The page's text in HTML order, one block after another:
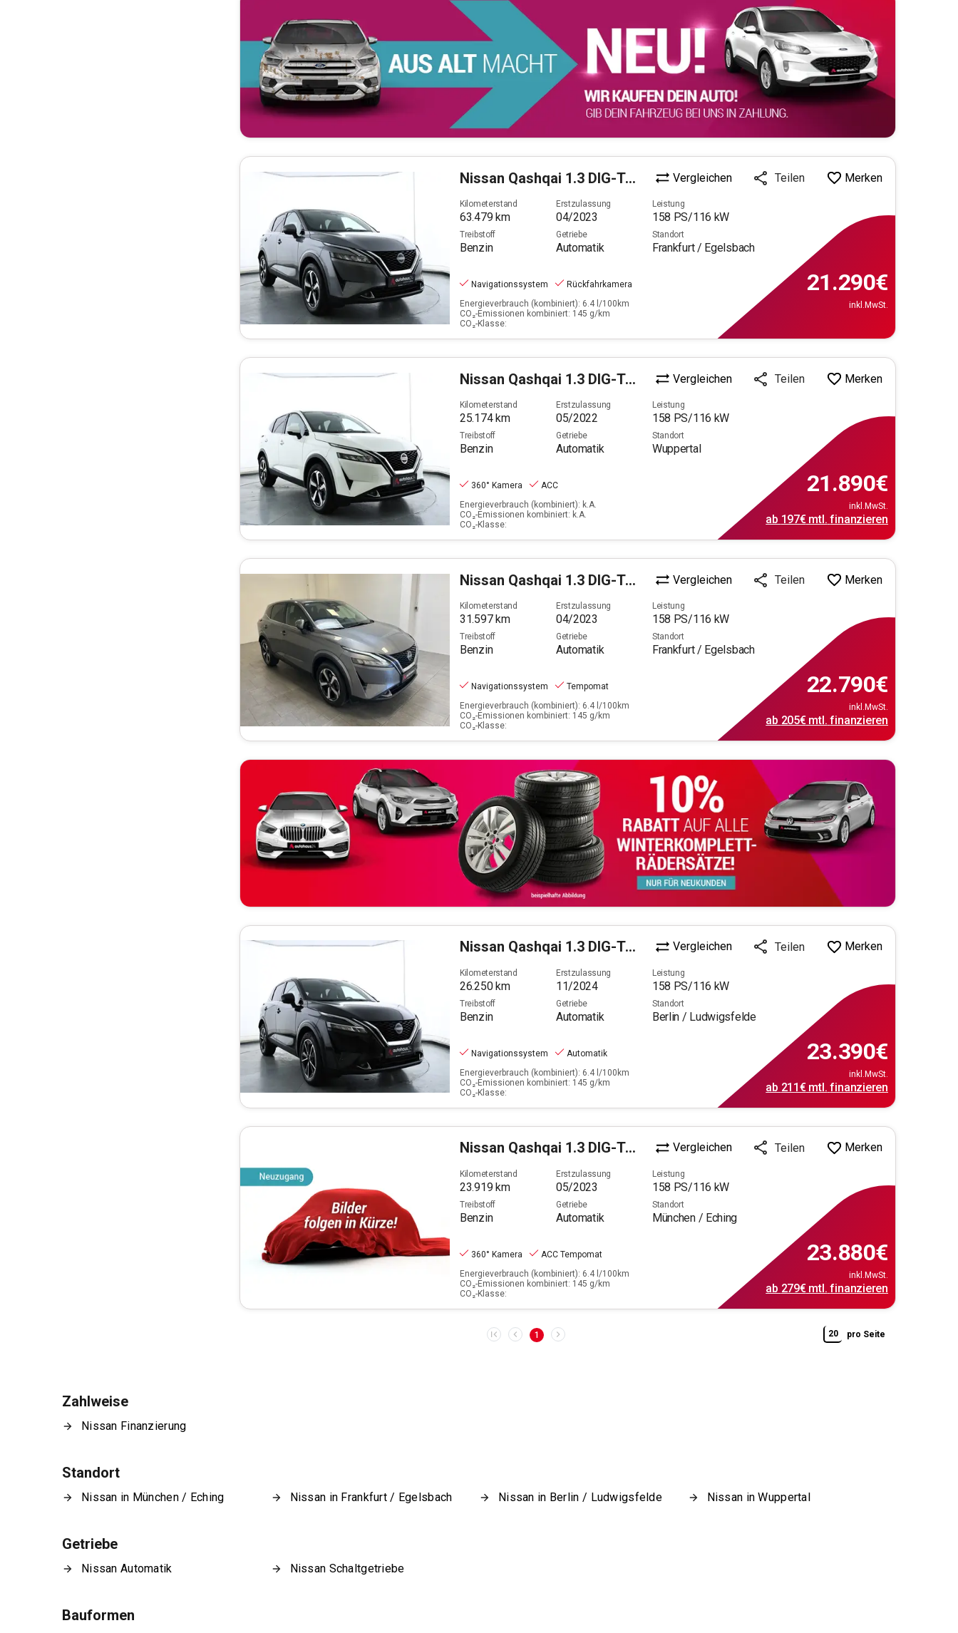
Nissan Qashqai 1.3 DIG-T N-Connecta (EURO 6d) Vergleichen Teilen Merken
Kilometerstand
63.479km
Erstzulassung
04/2023
Leistung
158 PS/116 kW
Treibstoff
Benzin
Getriebe
Automatik
Standort
Frankfurt / Egelsbach
Navigationssystem
Rückfahrkamera
Energieverbrauch (kombiniert): 6.4 l/100km
CO₂-Emissionen kombiniert: 145 g/km
CO₂-Klasse:
21.290€
inkl.MwSt.
Nissan Qashqai 1.3 DIG-T N-Connecta (EURO 6d) Vergleichen Teilen Merken
Kilometerstand
25.174km
Erstzulassung
05/2022
Leistung
158 PS/116 kW
Treibstoff
Benzin
Getriebe
Automatik
Standort
Wuppertal
360° Kamera
ACC
Energieverbrauch (kombiniert): k.A.
CO₂-Emissionen kombiniert: k.A.
CO₂-Klasse:
21.890€
inkl.MwSt.
ab 197€mtl. finanzieren
Nissan Qashqai 1.3 DIG-T N-Connecta (EURO 6d) Vergleichen Teilen Merken
Kilometerstand
31.597km
Erstzulassung
04/2023
Leistung
158 PS/116 kW
Treibstoff
Benzin
Getriebe
Automatik
Standort
Frankfurt / Egelsbach
Navigationssystem
Tempomat
Energieverbrauch (kombiniert): 6.4 l/100km
CO₂-Emissionen kombiniert: 145 g/km
CO₂-Klasse:
22.790€
inkl.MwSt.
ab 205€mtl. finanzieren
Nissan Qashqai 1.3 DIG-T Tekna (EURO 6d) Vergleichen Teilen Merken
Kilometerstand
26.250km
Erstzulassung
11/2024
Leistung
158 PS/116 kW
Treibstoff
Benzin
Getriebe
Automatik
Standort
Berlin / Ludwigsfelde
Navigationssystem
Automatik
Energieverbrauch (kombiniert): 6.4 l/100km
CO₂-Emissionen kombiniert: 145 g/km
CO₂-Klasse:
23.390€
inkl.MwSt.
ab 211€mtl. finanzieren
Nissan Qashqai 1.3 DIG-T N-Connecta Vergleichen Teilen Merken
Kilometerstand
23.919km
Erstzulassung
05/2023
Leistung
158 PS/116 kW
Treibstoff
Benzin
Getriebe
Automatik
Standort
München / Eching
360° Kamera
ACC Tempomat
Energieverbrauch (kombiniert): 6.4 l/100km
CO₂-Emissionen kombiniert: 145 g/km
CO₂-Klasse:
23.880€
inkl.MwSt.
ab 279€mtl. finanzieren
1 20 pro Seite
Zahlweise
Nissan Finanzierung
Standort
Nissan in München / Eching Nissan in Frankfurt / Egelsbach Nissan in Berlin / Ludwigsfelde Nissan in Wuppertal
Getriebe
Nissan Automatik Nissan Schaltgetriebe
Bauformen